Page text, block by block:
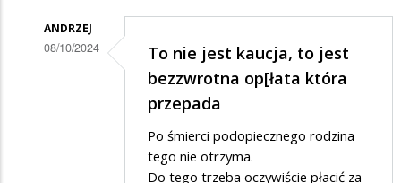
ANDRZEJ
08/10/2024
To nie jest kaucja, to jest
bezzwrotna op[łata która
przepada
Po śmierci podopiecznego rodzina
tego nie otrzyma.
Do tego trzeba oczywiście płacić za